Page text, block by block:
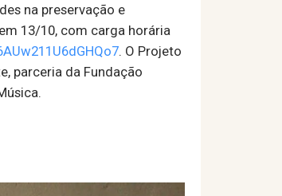
na preservação e
13/10, com carga horária
. O Projeto
parceria da Fundação